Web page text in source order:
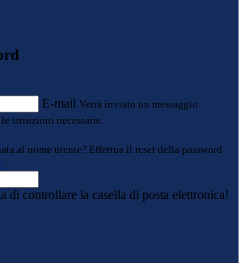
E-mail Verrà inviato un messaggio
istruzioni necessarie.
al nome utente? Effettua il reset della password
di controllare la casella di posta elettronica!